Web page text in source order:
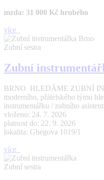
mzda: 31 000 Kč hrubého
více
Zubní sestra
Zubní
BRNO HLEDÁME ZUBNÍ
moderního, přátelského týmu
instrumentářku / zubního
vloženo: 24. 7. 2026
platnost do: 22. 9. 2026
lokalita: Ghegova 1019/1
více
Zubní sestra